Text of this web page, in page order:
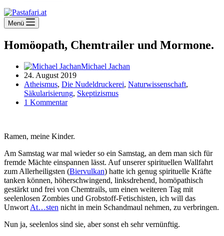
Menü
Homöopath, Chemtrailer und Mormone.
Michael Jachan
24. August 2019
Atheismus, Die Nudeldruckerei, Naturwissenschaft,
Säkularisierung, Skeptizismus
1 Kommentar
Ramen, meine Kinder.
Am Samstag war mal wieder so ein Samstag, an dem man sich für
fremde Mächte einspannen lässt. Auf unserer spirituellen Wallfahrt
zum Allerheiligsten (Biervulkan) hatte ich genug spirituelle Kräfte
tanken können, höherschwingend, linksdrehend, homöpathisch
gestärkt und frei von Chemtrails, um einen weiteren Tag mit
seelenlosen Zombies und Grobstoff-Fetischisten, ich will das
Unwort At…sten nicht in mein Schandmaul nehmen, zu verbringen.
Nun ja, seelenlos sind sie, aber sonst eh sehr vernünftig.